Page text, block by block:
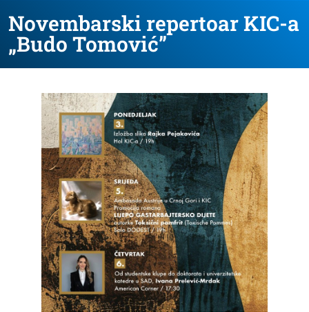
Novembarski repertoar KIC-a
„Budo Tomović”